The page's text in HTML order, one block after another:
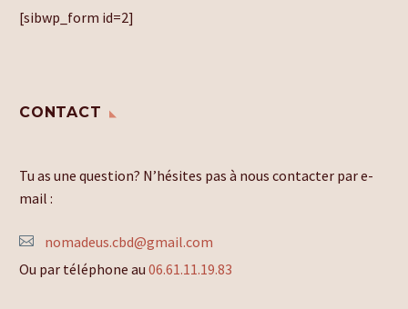
[sibwp_form id=2]
CONTACT
Tu as une question? N’hésites pas à nous contacter par e-
mail :
nomadeus.cbd@gmail.com
Ou par téléphone au 06.61.11.19.83